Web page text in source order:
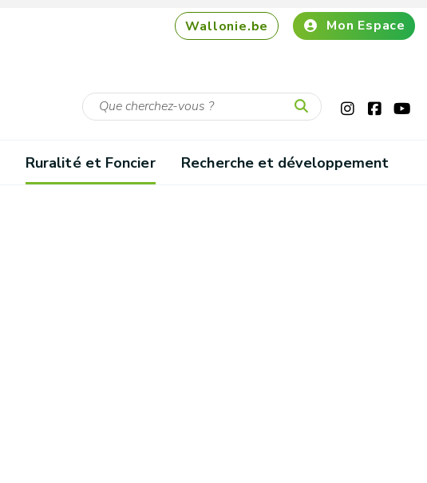
Wallonie.be Mon Espace
Ruralité et Foncier Recherche et développement